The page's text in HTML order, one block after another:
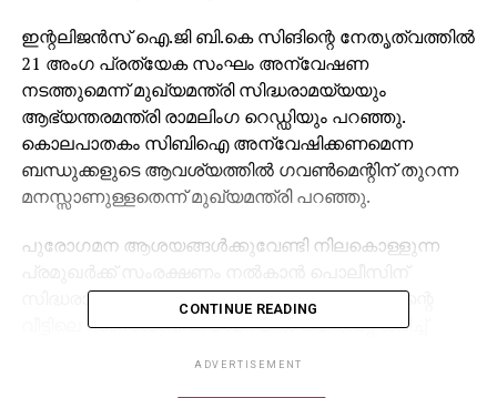
ഇന്റലിജന്‍സ് ഐ.ജി ബി.കെ സിങിന്റെ നേതൃത്വത്തില്‍
21 അംഗ പ്രത്യേക സംഘം അന്വേഷണ
നടത്തുമെന്ന് മുഖ്യമന്ത്രി സിദ്ധരാമയ്യയും
ആഭ്യന്തരമന്ത്രി രാമലിംഗ റെഡ്ഡിയും പറഞ്ഞു.
കൊലപാതകം സിബിഐ അന്വേഷിക്കണമെന്ന
ബന്ധുക്കളുടെ ആവശ്യത്തില്‍ ഗവണ്‍മെന്റിന് തുറന്ന
മനസ്സാണുള്ളതെന്ന് മുഖ്യമന്ത്രി പറഞ്ഞു.
പുരോഗമന ആശയങ്ങള്‍ക്കുവേണ്ടി നിലകൊള്ളുന്ന
സിദ്ധരാമയ്യ നിര്‍ദേശം നല്‍കി. ഗൗരി ലങ്കേഷിന്റെ
വീട്ടിലെ സി.സി.ടി.വി ക്യാമറയില്‍ ഹെല്‍മറ്റ് ധരിച്ച്
CONTINUE READING
ADVERTISEMENT